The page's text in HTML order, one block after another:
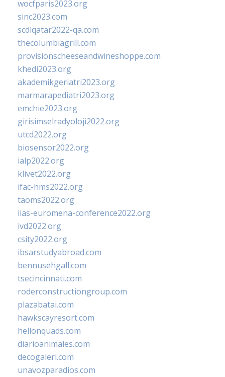
wocfparis2023.org
sinc2023.com
scdlqatar2022-qa.com
thecolumbiagrill.com
provisionscheeseandwineshoppe.com
khedi2023.org
akademikgeriatri2023.org
marmarapediatri2023.org
emchie2023.org
girisimselradyoloji2022.org
utcd2022.org
biosensor2022.org
ialp2022.org
klivet2022.org
ifac-hms2022.org
taoms2022.org
iias-euromena-conference2022.org
ivd2022.org
csity2022.org
ibsarstudyabroad.com
bennusehgall.com
tsecincinnati.com
roderconstructiongroup.com
plazabatai.com
hawkscayresort.com
hellonquads.com
diarioanimales.com
decogaleri.com
unavozparadios.com